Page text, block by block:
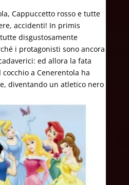
Cappuccetto rosso e tutte
accidenti! In primis
disgustosamente
i protagonisti sono ancora
ed allora la fata
a Cenerentola ha
diventando un atletico nero